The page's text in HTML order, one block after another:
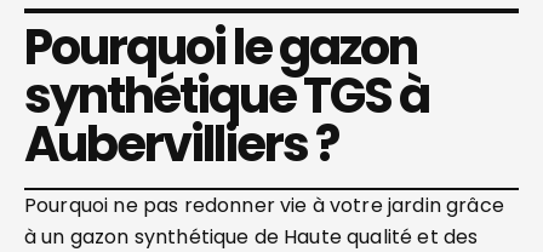
Pourquoi le gazon
synthétique TGS à
Aubervilliers ?
Pourquoi ne pas redonner vie à votre jardin grâce
à un gazon synthétique de Haute qualité et des